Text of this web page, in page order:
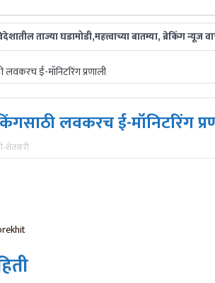
बातम्या, ब्रेकिंग न्यूज
लवकरच ई-मॉनिटरिंग प्रणाली
लवकरच ई-मॉनिटरिंग
शेतकरी